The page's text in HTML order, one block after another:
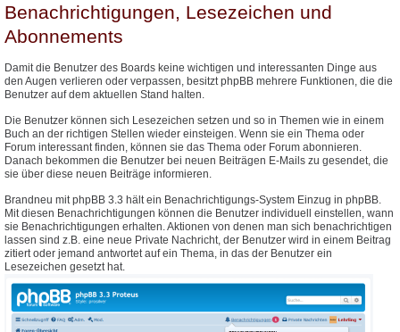
Benachrichtigungen, Lesezeichen und
Abonnements
Damit die Benutzer des Boards keine wichtigen und interessanten Dinge aus
den Augen verlieren oder verpassen, besitzt phpBB mehrere Funktionen, die die
Benutzer auf dem aktuellen Stand halten.
Die Benutzer können sich Lesezeichen setzen und so in Themen wie in einem
Buch an der richtigen Stellen wieder einsteigen. Wenn sie ein Thema oder
Forum interessant finden, können sie das Thema oder Forum abonnieren.
Danach bekommen die Benutzer bei neuen Beiträgen E-Mails zu gesendet, die
sie über diese neuen Beiträge informieren.
Brandneu mit phpBB 3.3 hält ein Benachrichtigungs-System Einzug in phpBB.
Mit diesen Benachrichtigungen können die Benutzer individuell einstellen, wann
sie Benachrichtigungen erhalten. Aktionen von denen man sich benachrichtigen
lassen sind z.B. eine neue Private Nachricht, der Benutzer wird in einem Beitrag
zitiert oder jemand antwortet auf ein Thema, in das der Benutzer ein
Lesezeichen gesetzt hat.